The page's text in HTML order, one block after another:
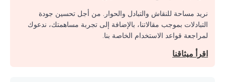
نريد مساحة للنقاش والتبادل والحوار. من أجل تحسين جودة
التبادلات بموجب مقالاتنا، بالإضافة إلى تجربة مساهمتك، ندعوك
لمراجعة قواعد الاستخدام الخاصة بنا.
اقرأ ميثاقنا